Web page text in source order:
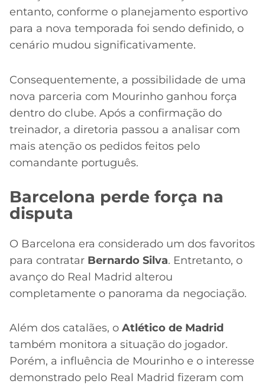
entanto, conforme o planejamento esportivo
para a nova temporada foi sendo definido, o
cenário mudou significativamente.
Consequentemente, a possibilidade de uma
nova parceria com Mourinho ganhou força
dentro do clube. Após a confirmação do
treinador, a diretoria passou a analisar com
mais atenção os pedidos feitos pelo
comandante português.
Barcelona perde força na
disputa
O Barcelona era considerado um dos favoritos
para contratar Bernardo Silva. Entretanto, o
avanço do Real Madrid alterou
completamente o panorama da negociação.
Além dos catalães, o Atlético de Madrid
também monitora a situação do jogador.
Porém, a influência de Mourinho e o interesse
demonstrado pelo Real Madrid fizeram com